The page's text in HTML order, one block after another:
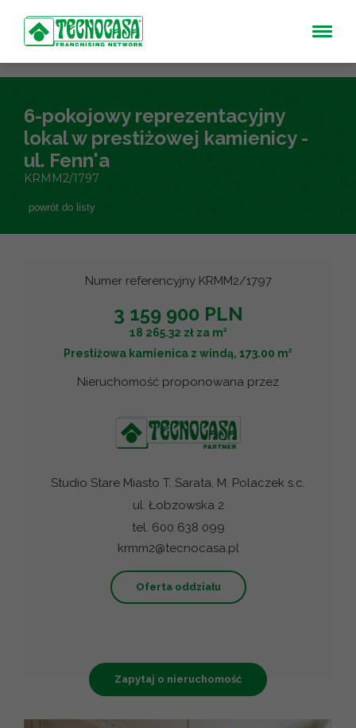
6-pokojowy reprezentacyjny
lokal w prestiżowej kamienicy -
ul. Fenn'a
KRMM2/1797
powrót do listy
Numer referencyjny KRMM2/1797
3 159 900 PLN
18 265.32 zł za m2
Prestiżowa kamienica z windą, 173.00 m2
Nieruchomość proponowana przez
Studio Stare Miasto T. Sarata, M. Polaczek s.c.
ul. Łobzowska 2
tel. 600 638 099
krmm2@tecnocasa.pl
Oferta oddziału
Zapytaj o nieruchomość